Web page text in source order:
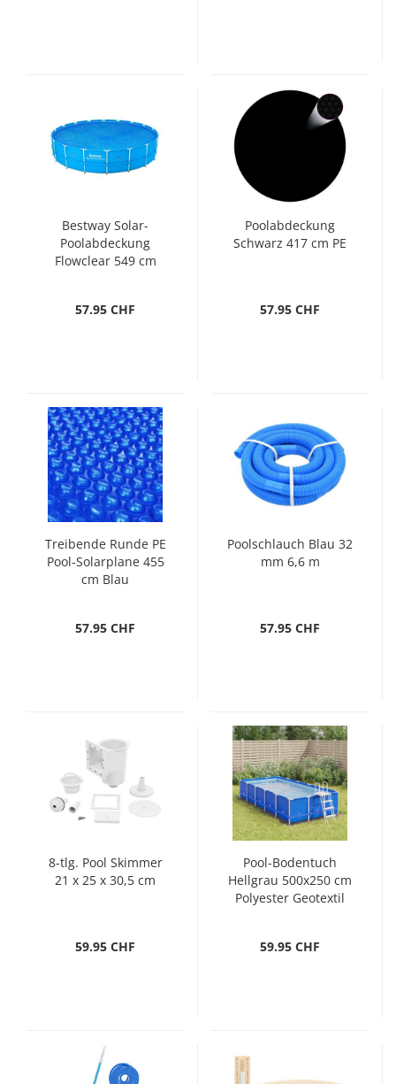
Bestway Solar-
Poolabdeckung
Flowclear 549 cm
57.95 CHF
Poolabdeckung
Schwarz 417 cm PE
57.95 CHF
Treibende Runde PE
Pool-Solarplane 455
cm Blau
57.95 CHF
Poolschlauch Blau 32
mm 6,6 m
57.95 CHF
8-tlg. Pool Skimmer
21 x 25 x 30,5 cm
59.95 CHF
Pool-Bodentuch
Hellgrau 500x250 cm
Polyester Geotextil
59.95 CHF